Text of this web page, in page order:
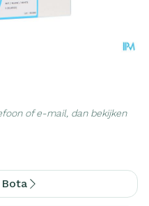
of e-mail, dan bekijken